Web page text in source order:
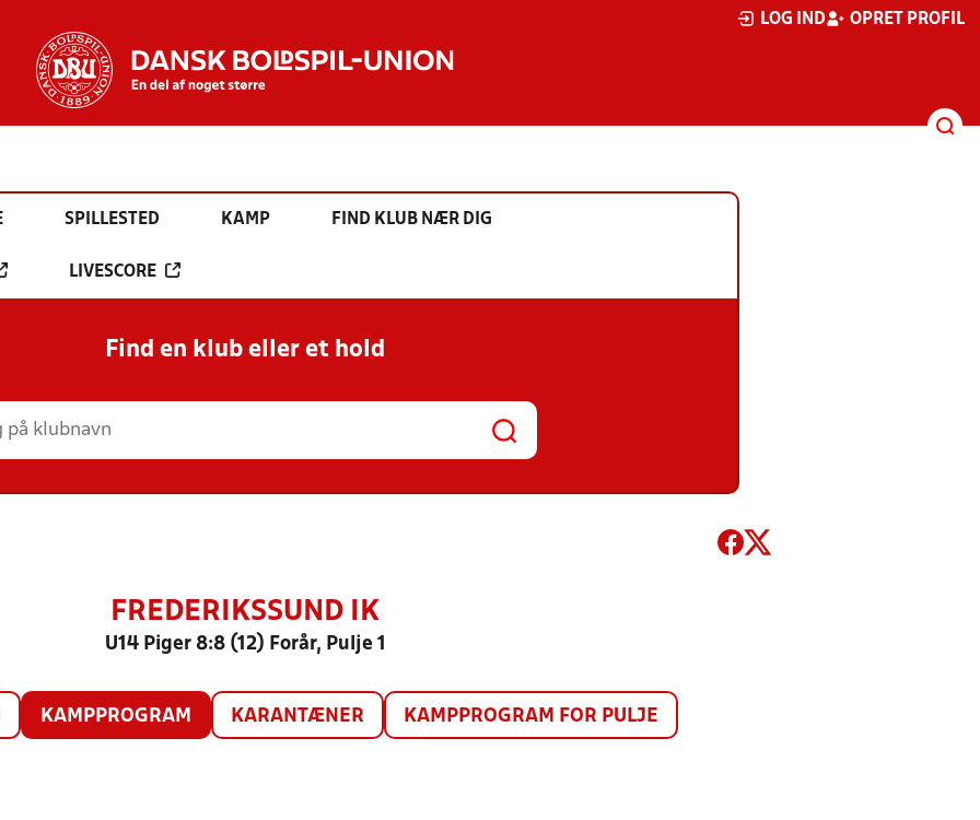
LOG IND OPRET PROFIL
SPILLESTED KAMP FIND KLUB NÆR DIG
LIVESCORE
Find en klub eller et hold
FREDERIKSSUND IK
U14 Piger 8:8 (12) Forår, Pulje 1
KAMPPROGRAM KARANTÆNER KAMPPROGRAM FOR PULJE